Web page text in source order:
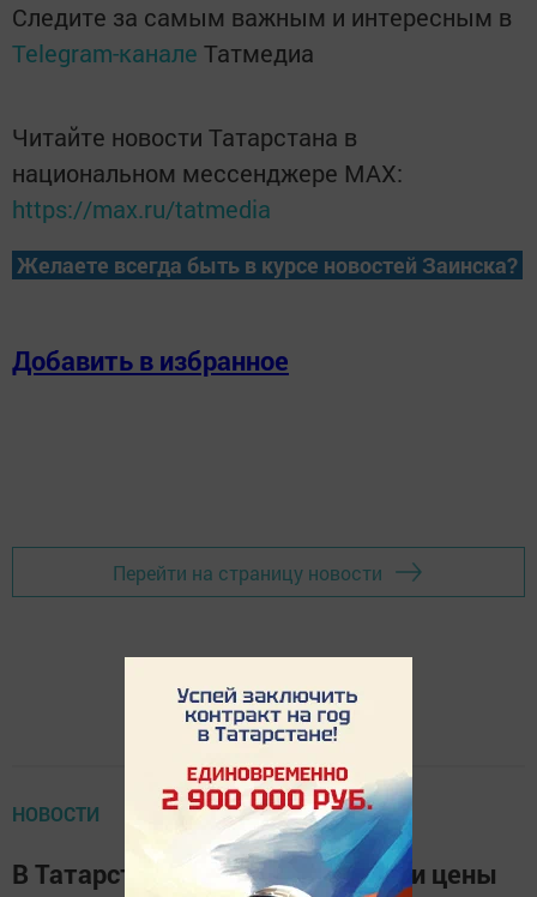
Следите за самым важным и интересным в
Telegram-канале Татмедиа
Читайте новости Татарстана в
национальном мессенджере MАХ:
https://max.ru/tatmedia
Желаете всегда быть в курсе новостей Заинска?
Добавить в избранное
Перейти на страницу новости
НОВОСТИ
В Татарстане за неделю выросли цены